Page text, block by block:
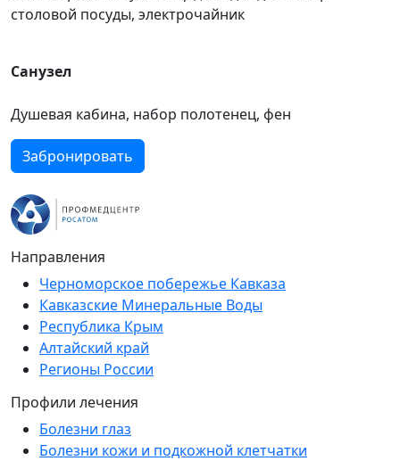
столовой посуды, электрочайник
Санузел
Душевая кабина, набор полотенец, фен
Забронировать
Направления
Черноморское побережье Кавказа
Кавказские Минеральные Воды
Республика Крым
Алтайский край
Регионы России
Профили лечения
Болезни глаз
Болезни кожи и подкожной клетчатки